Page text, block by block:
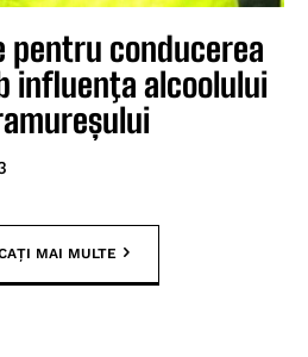
pentru conducerea
influenţa alcoolului
MAI MULTE